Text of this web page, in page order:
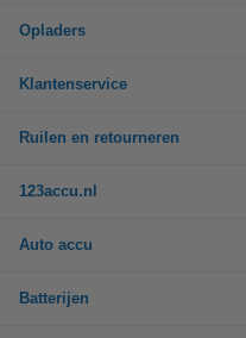
Opladers
Klantenservice
Ruilen en retourneren
123accu.nl
Auto accu
Batterijen